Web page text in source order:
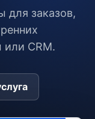
для заказов,
или CRM.